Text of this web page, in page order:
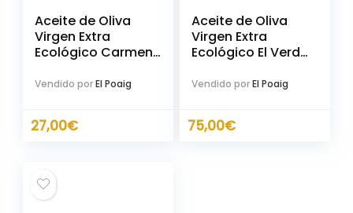
Aceite de Oliva
Virgen Extra
Ecológico Carmen
Vendido porEl Poaig
27,00€
Aceite de Oliva
Virgen Extra
Ecológico El Verd
Vendido porEl Poaig
75,00€